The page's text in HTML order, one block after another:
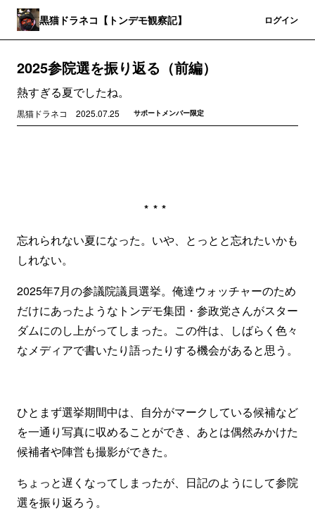
黒猫ドラネコ【トンデモ観察記】 ログイン
2025参院選を振り返る（前編）
熱すぎる夏でしたね。
黒猫ドラネコ 2025.07.25 サポートメンバー限定
***
忘れられない夏になった。いや、とっとと忘れたいかも
しれない。
2025年7月の参議院議員選挙。俺達ウォッチャーのため
だけにあったようなトンデモ集団・参政党さんがスター
ダムにのし上がってしまった。この件は、しばらく色々
なメディアで書いたり語ったりする機会があると思う。
ひとまず選挙期間中は、自分がマークしている候補など
を一通り写真に収めることができ、あとは偶然みかけた
候補者や陣営も撮影ができた。
ちょっと遅くなってしまったが、日記のようにして参院
選を振り返ろう。